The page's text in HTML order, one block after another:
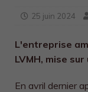
25 juin 2024
L'entreprise
LVMH, mise
En avril dernier